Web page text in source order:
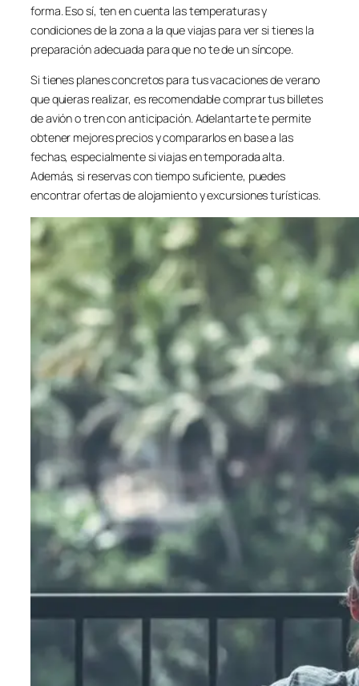
forma. Eso sí, ten en cuenta las temperaturas y
condiciones de la zona a la que viajas para ver si tienes la
preparación adecuada para que no te de un síncope.
Si tienes planes concretos para tus vacaciones de verano
que quieras realizar, es recomendable comprar tus billetes
de avión o tren con anticipación. Adelantarte te permite
obtener mejores precios y compararlos en base a las
fechas, especialmente si viajas en temporada alta.
Además, si reservas con tiempo suficiente, puedes
encontrar ofertas de alojamiento y excursiones turísticas.